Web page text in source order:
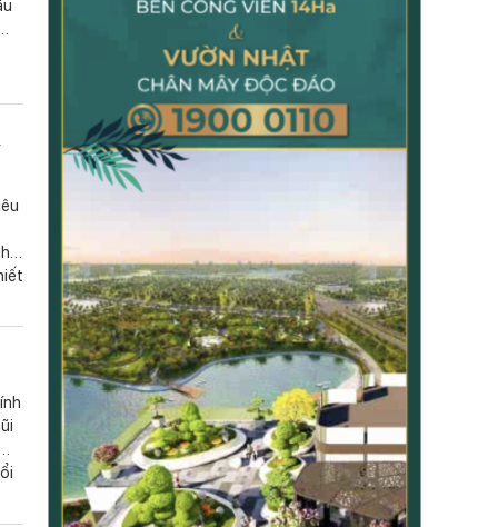
TẠP CHÍ DÂN VẬN
TẠP CHÍ GIÁO DỤC LÝ LUẬN
TẠP CHÍ KHOA HỌC CHÍNH TRỊ